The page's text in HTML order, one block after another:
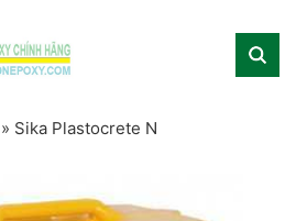
» Sika Plastocrete N